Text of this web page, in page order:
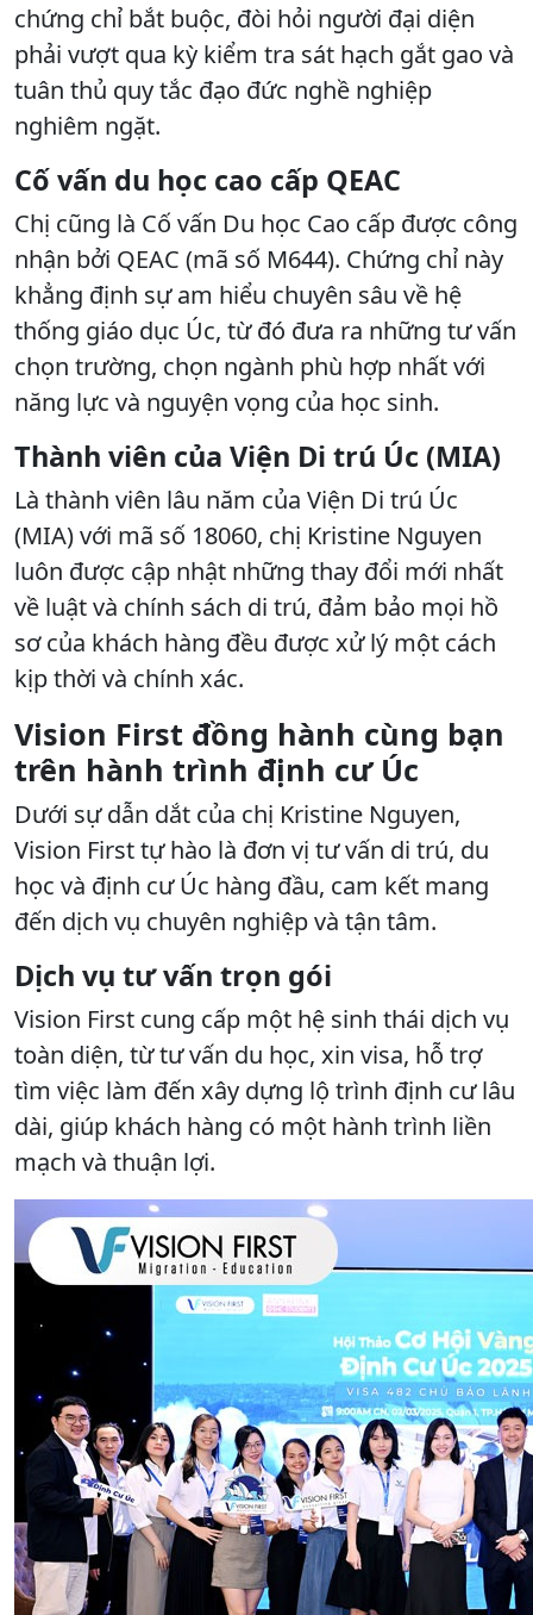
chứng chỉ bắt buộc, đòi hỏi người đại diện
phải vượt qua kỳ kiểm tra sát hạch gắt gao và
tuân thủ quy tắc đạo đức nghề nghiệp
nghiêm ngặt.
Cố vấn du học cao cấp QEAC
Chị cũng là Cố vấn Du học Cao cấp được công
nhận bởi QEAC (mã số M644). Chứng chỉ này
khẳng định sự am hiểu chuyên sâu về hệ
thống giáo dục Úc, từ đó đưa ra những tư vấn
chọn trường, chọn ngành phù hợp nhất với
năng lực và nguyện vọng của học sinh.
Thành viên của Viện Di trú Úc (MIA)
Là thành viên lâu năm của Viện Di trú Úc
(MIA) với mã số 18060, chị Kristine Nguyen
luôn được cập nhật những thay đổi mới nhất
về luật và chính sách di trú, đảm bảo mọi hồ
sơ của khách hàng đều được xử lý một cách
kịp thời và chính xác.
Vision First đồng hành cùng bạn
trên hành trình định cư Úc
Dưới sự dẫn dắt của chị Kristine Nguyen,
Vision First tự hào là đơn vị tư vấn di trú, du
học và định cư Úc hàng đầu, cam kết mang
đến dịch vụ chuyên nghiệp và tận tâm.
Dịch vụ tư vấn trọn gói
Vision First cung cấp một hệ sinh thái dịch vụ
toàn diện, từ tư vấn du học, xin visa, hỗ trợ
tìm việc làm đến xây dựng lộ trình định cư lâu
dài, giúp khách hàng có một hành trình liền
mạch và thuận lợi.